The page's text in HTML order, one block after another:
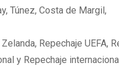
Túnez, Costa de Margil,
Repechaje UEFA,
y Repechaje